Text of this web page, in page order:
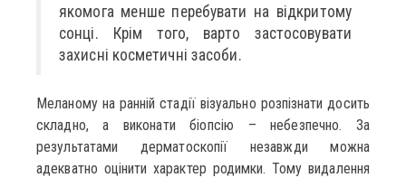
якомога менше перебувати на відкритому
сонці. Крім того, варто застосовувати
захисні косметичні засоби.
Меланому на ранній стадії візуально розпізнати досить
складно, а виконати біопсію – небезпечно. За
результатами дерматоскопії незавжди можна
адекватно оцінити характер родимки. Тому видалення